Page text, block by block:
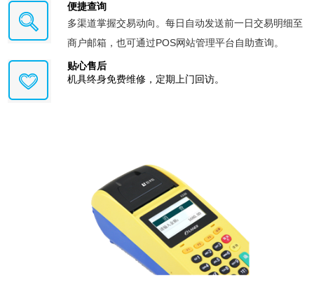
便捷查询
多渠道掌握交易动向。每日自动发送前一日交易明细至
商户邮箱，也可通过POS网站管理平台自助查询。
贴心售后
机具终身免费维修，定期上门回访。